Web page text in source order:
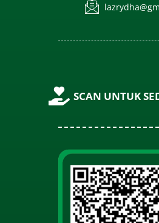
SCAN UNTUK